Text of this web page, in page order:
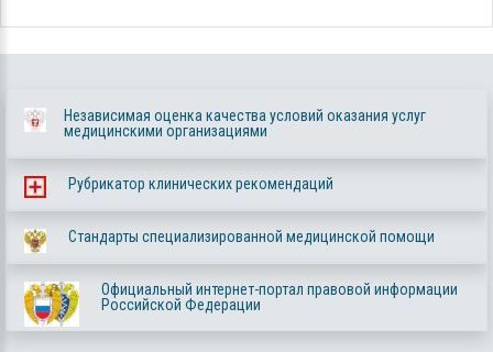
Независимая оценка качества условий оказания услуг
медицинскими организациями
Рубрикатор клинических рекомендаций
Стандарты специализированной медицинской помощи
Официальный интернет-портал правовой информации
Российской Федерации